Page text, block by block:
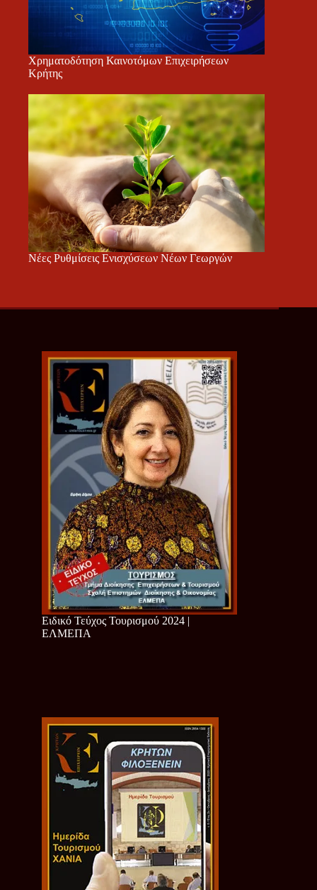
Χρηματοδότηση Καινοτόμων Επιχειρήσεων
Κρήτης
Νέες Ρυθμίσεις Ενισχύσεων Νέων Γεωργών
Ειδικό Τεύχος Τουρισμού 2024 |
ΕΛΜΕΠΑ